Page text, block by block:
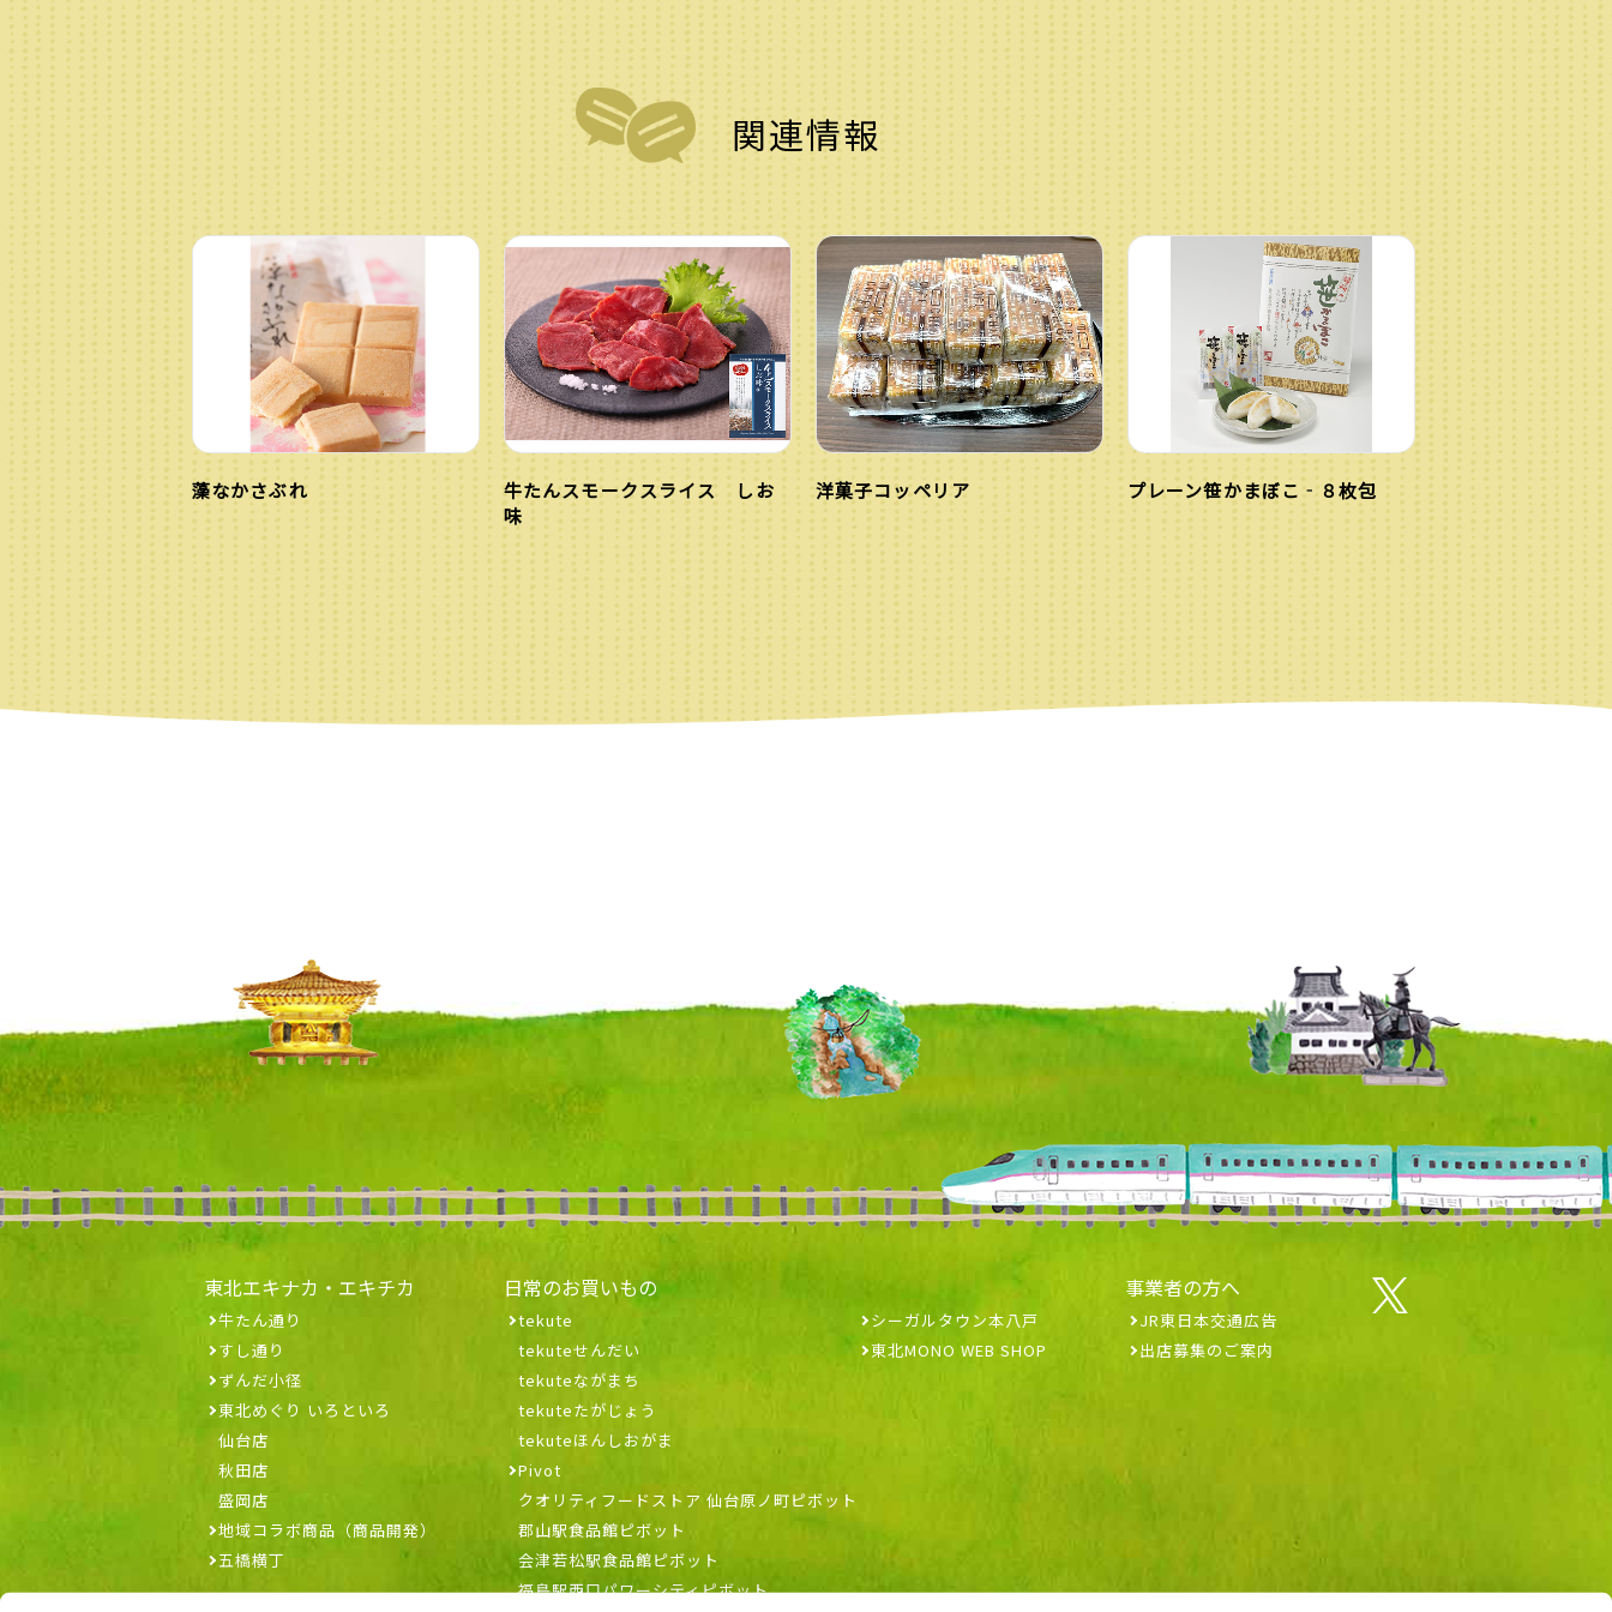
関連情報
藻なかさぶれ
牛たんスモークスライス しお
味
洋菓子コッペリア プレーン笹かまぼこ‐８枚包
東北エキナカ・エキチカ
牛たん通り
すし通り
ずんだ小径
東北めぐり いろといろ
仙台店
秋田店
盛岡店
地域コラボ商品（商品開発）
五橋横丁
日常のお買いもの
tekute
tekuteせんだい
tekuteながまち
tekuteたがじょう
tekuteほんしおがま
Pivot
クオリティフードストア 仙台原ノ町ピボット
郡山駅食品館ピボット
会津若松駅食品館ピボット
福島駅西口パワーシティピボット
シーガルタウン本八戸
東北MONO WEB SHOP
事業者の方へ
JR東日本交通広告
出店募集のご案内